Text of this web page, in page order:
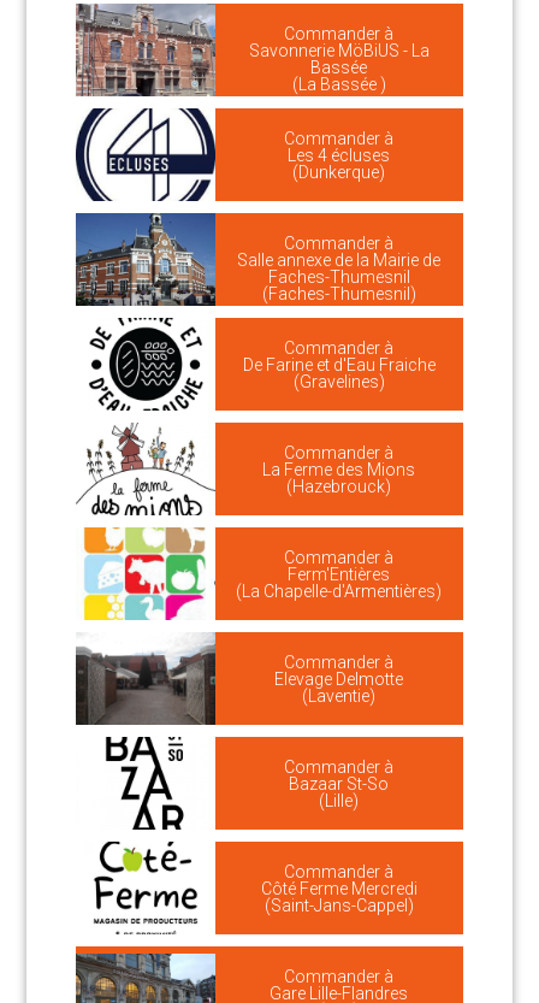
Commander à
Savonnerie MöBiUS - La
Bassée
(La Bassée )
Commander à
Les 4 écluses
(Dunkerque)
Commander à
Salle annexe de la Mairie de
Faches-Thumesnil
(Faches-Thumesnil)
Commander à
De Farine et d'Eau Fraiche
(Gravelines)
Commander à
La Ferme des Mions
(Hazebrouck)
Commander à
Ferm'Entières
(La Chapelle-d'Armentières)
Commander à
Elevage Delmotte
(Laventie)
Commander à
Bazaar St-So
(Lille)
Commander à
Côté Ferme Mercredi
(Saint-Jans-Cappel)
Commander à
Gare Lille-Flandres